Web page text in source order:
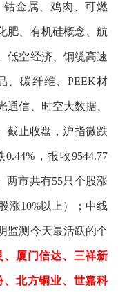
金属、鸡肉、可燃
肥、有机硅概念、航
低空经济、铜缆高速
、碳纤维、PEEK材
信、时空大数据、
截止收盘，沪指微跌
，报收9544.77
两市共有55只个股涨
涨10%以上）；中线
监测今天最活跃的个
厦门信达、三祥新
北方铜业、世嘉科